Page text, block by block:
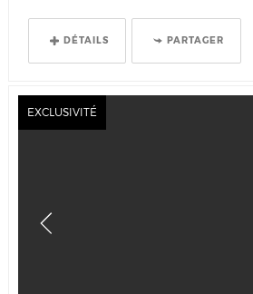
DÉTAILS PARTAGER
EXCLUSIVITÉ